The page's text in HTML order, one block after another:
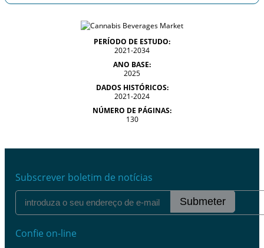
PERÍODO DE ESTUDO:
2021-2034
ANO BASE:
2025
DADOS HISTÓRICOS:
2021-2024
NÚMERO DE PÁGINAS:
130
Subscrever boletim de notícias
Submeter
Confie on-line